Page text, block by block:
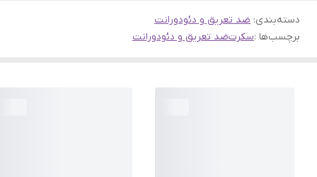
دسته‌بندی: ضد تعریق و دئودورانت
برچسب‌ها :سکرتضد تعریق و دئودورانت